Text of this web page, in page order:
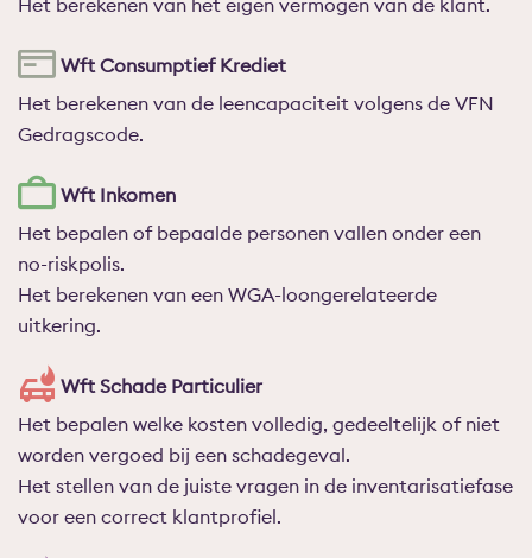
Wft Consumptief Krediet
Het berekenen van de leencapaciteit volgens de VFN
Gedragscode.
Wft Inkomen
Het bepalen of bepaalde personen vallen onder een
no-riskpolis.
Het berekenen van een WGA-loongerelateerde
uitkering.
Wft Schade Particulier
Het bepalen welke kosten volledig, gedeeltelijk of niet
worden vergoed bij een schadegeval.
Het stellen van de juiste vragen in de inventarisatiefase
voor een correct klantprofiel.